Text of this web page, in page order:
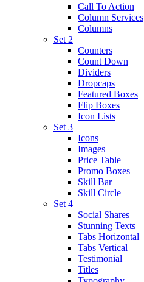
Call To Action
Column Services
Columns
Set 2
Counters
Count Down
Dividers
Dropcaps
Featured Boxes
Flip Boxes
Icon Lists
Set 3
Icons
Images
Price Table
Promo Boxes
Skill Bar
Skill Circle
Set 4
Social Shares
Stunning Texts
Tabs Horizontal
Tabs Vertical
Testimonial
Titles